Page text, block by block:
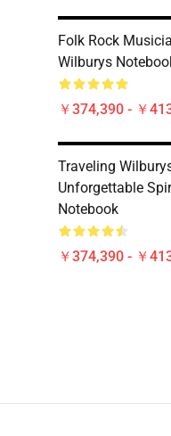
Folk Rock
Wilburys
￥374,390 - ￥
Traveling
Unforgettable
Notebook
￥374,390 - ￥